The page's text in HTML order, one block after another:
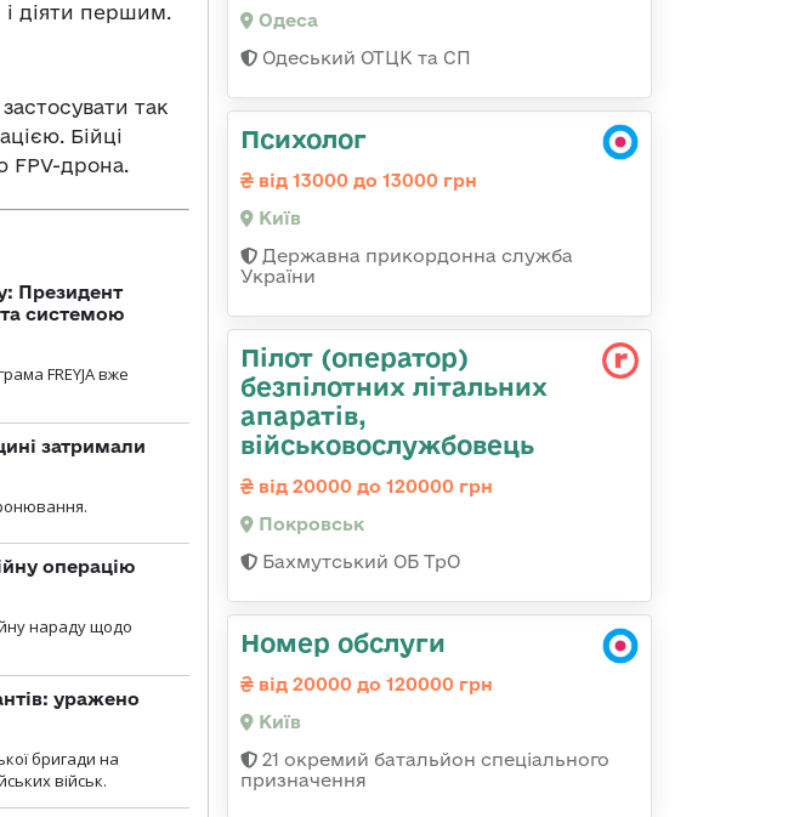
діяти першим.
так
Бійці
FPV-дрона.
Президент
та системою
FREYJA вже
затримали
операцію
нараду щодо
уражено
бригади на
військ.
Одеса
Одеський ОТЦК та СП
Психолог
від 13000 до 13000 грн
Київ
Державна прикордонна служба
України
Пілот (оператор)
безпілотних літальних
апаратів,
військовослужбовець
від 20000 до 120000 грн
Покровськ
Бахмутський ОБ ТрО
Номер обслуги
від 20000 до 120000 грн
Київ
21 окремий батальйон спеціального
призначення